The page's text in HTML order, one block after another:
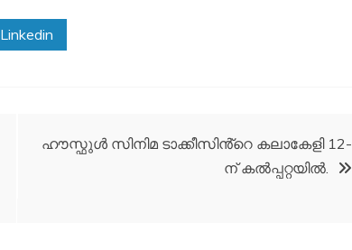
Linkedin
ഹൗസ്ഫുൾ സിനിമ ടാക്കീസിൻ്റെ കലാകേളി 12-
ന് കൽപ്പറ്റയിൽ.